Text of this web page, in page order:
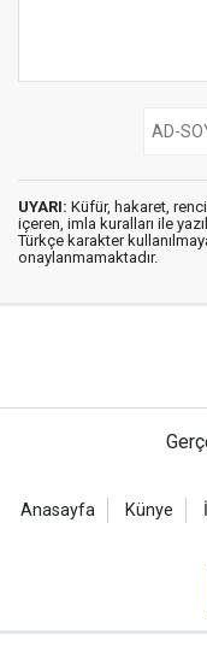
UYARI: Küfür, hakaret,
içeren, imla kuralları ile
Türkçe karakter
onaylanmamaktadır.
Anasayfa Künye